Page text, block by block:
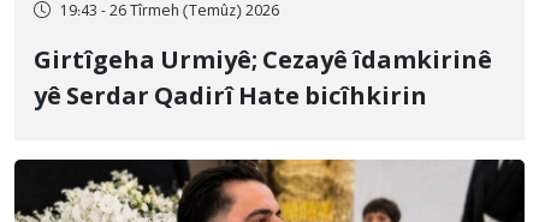
19:43 - 26 Tîrmeh (Temûz) 2026
Girtîgeha Urmiyê; Cezayê îdamkirinê
yê Serdar Qadirî Hate bicîhkirin